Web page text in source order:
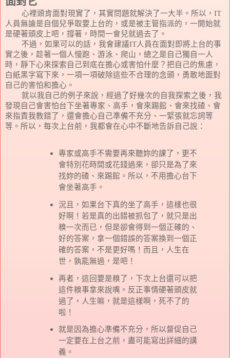
心裡頭肯面對現實了，其實問題就解決了一大半。所以， IT
人員無論是自個兒爭取要上台的，或是被主管指派的，一開始就
是硬著頭皮上吧，撐著，時間一會兒就過去了。
不過，如果可以的話，我會建議IT人員在面對即將上台的事
實之後，趁著一個人慢跑、游泳、爬山，總之是自己獨自一人
時，靜下心來探索自己到底在擔心或害怕什麼？把自己的焦慮，
白紙黑字寫下來，一項一項破除這些不合理的念頭，勇敢地面對
自己的害怕和擔心。
就以我自己的例子來說，經過了好幾次的自我探索之後，我
發現自己會害怕台下坐著專家、高手，會來踢館、會來找碴、會
來指責我教錯了，還會擔心自己準備不充分、一緊張就忘詞等
等。所以，每次上台前，我都會在心中不斷地告訴自己說：
專家或高手不需要再來聽妳的課了，更不
會特別花時間或花錢過來，卻只是為了來
找妳的碴、來踢館。所以，不用擔心台下
會坐著高手。
況且，如果台下真的坐了高手，這樣也很
好啊！若是真的出錯被抓包了，就只是出
糗一次而已，但是卻會得到一個正確的、
好的答案，拿一個錯誤的答案換到一個正
確的答案，不是更好嗎！而且，人生在
世，孰能無過，是吧！
再者，這回要是糗了，下次上台還可以把
這件糗事拿來說嘴。反正事情硬著頭皮就
過了，人生嘛，就是這樣啊，死不了的
啦！
就是因為擔心準備不充分，所以督促自己
一定要在上台之前，盡可能寫出詳細的講
義。